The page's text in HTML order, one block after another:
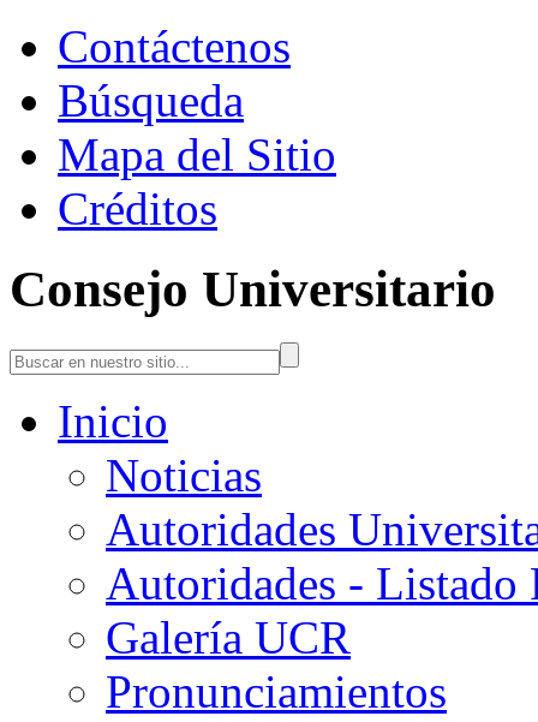
Contáctenos
Búsqueda
Mapa del Sitio
Créditos
Consejo Universitario
Inicio
Noticias
Autoridades
Autoridades - Listado
Galería UCR
Pronunciamientos